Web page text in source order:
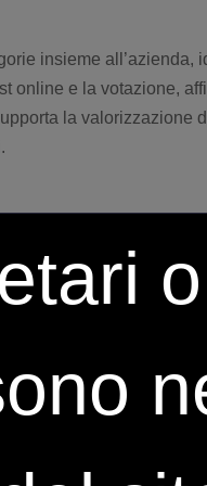
insieme all’azienda,
online e la votazione,
la valorizzazione